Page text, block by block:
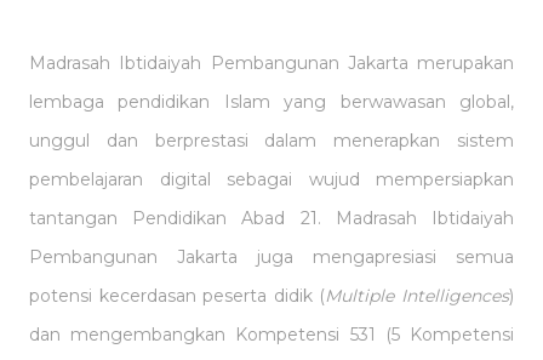
Madrasah Ibtidaiyah Pembangunan Jakarta merupakan
lembaga pendidikan Islam yang berwawasan global,
unggul dan berprestasi dalam menerapkan sistem
pembelajaran digital sebagai wujud mempersiapkan
tantangan Pendidikan Abad 21. Madrasah Ibtidaiyah
Pembangunan Jakarta juga mengapresiasi semua
potensi kecerdasan peserta didik (Multiple Intelligences)
dan mengembangkan Kompetensi 531 (5 Kompetensi